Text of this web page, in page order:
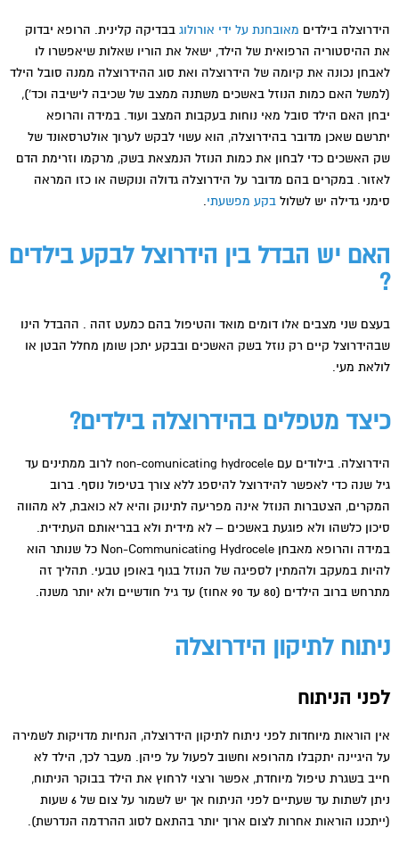
הידרוצלה בילדים מאובחנת על ידי אורולוג בבדיקה קלינית. הרופא יבדוק
את ההיסטוריה הרפואית של הילד, ישאל את הוריו שאלות שיאפשרו לו
לאבחן נכונה את קיומה של הידרוצלה ואת סוג ההידרוצלה ממנה סובל הילד
(למשל האם כמות הנוזל באשכים משתנה ממצב של שכיבה לישיבה וכד'),
יבחן האם הילד סובל מאי נוחות בעקבות המצב ועוד. במידה והרופא
יתרשם שאכן מדובר בהידרוצלה, הוא עשוי לבקש לערוך אולטרסאונד של
שק האשכים כדי לבחון את כמות הנוזל הנמצאת בשק, מרקמו וזרימת הדם
לאזור. במקרים בהם מדובר על הידרוצלה גדולה ונוקשה או כזו המראה
סימני גדילה יש לשלול בקע מפשעתי.
האם יש הבדל בין הידרוצל לבקע בילדים
?
בעצם שני מצבים אלו דומים מואד והטיפול בהם כמעט זהה . ההבדל הינו
שבהידרוצל קיים רק נוזל בשק האשכים ובבקע יתכן שומן מחלל הבטן או
לולאת מעי.
כיצד מטפלים בהידרוצלה בילדים?
הידרוצלה. בילודים עם non-comunicating hydrocele לרוב ממתינים עד
גיל שנה כדי לאפשר להידרוצל להיספג ללא צורך בטיפול נוסף. ברוב
המקרים, הצטברות הנוזל אינה מפריעה לתינוק והיא לא כואבת, לא מהווה
סיכון כלשהו ולא פוגעת באשכים – לא מידית ולא בבריאותם העתידית.
במידה והרופא מאבחן Non-Communicating Hydrocele כל שנותר הוא
להיות במעקב ולהמתין לספיגה של הנוזל בגוף באופן טבעי. תהליך זה
מתרחש ברוב הילדים (80 עד 90 אחוז) עד גיל חודשיים ולא יותר משנה.
ניתוח לתיקון הידרוצלה
לפני הניתוח
אין הוראות מיוחדות לפני ניתוח לתיקון הידרוצלה, הנחיות מדויקות לשמירה
על היגיינה יתקבלו מהרופא וחשוב לפעול על פיהן. מעבר לכך, הילד לא
חייב בשגרת טיפול מיוחדת, אפשר ורצוי לרחוץ את הילד בבוקר הניתוח,
ניתן לשתות עד שעתיים לפני הניתוח אך יש לשמור על צום של 6 שעות
(ייתכנו הוראות אחרות לצום ארוך יותר בהתאם לסוג ההרדמה הנדרשת).